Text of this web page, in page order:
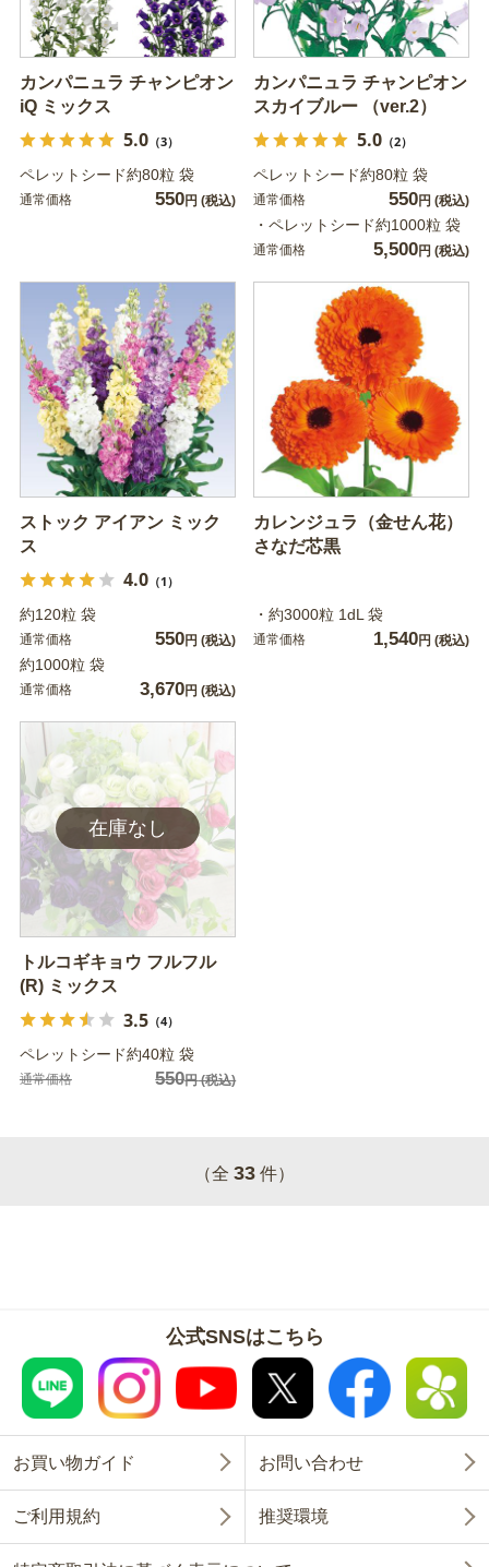
カンパニュラ チャンピオン
iQ ミックス
5.0（3）
ペレットシード約80粒 袋
通常価格 550円 (税込)
カンパニュラ チャンピオン
スカイブルー （ver.2）
5.0（2）
ペレットシード約80粒 袋
通常価格 550円 (税込)
・ペレットシード約1000粒 袋
通常価格 5,500円 (税込)
ストック アイアン ミック
ス
4.0（1）
約120粒 袋
通常価格 550円 (税込)
約1000粒 袋
通常価格 3,670円 (税込)
カレンジュラ（金せん花）
さなだ芯黒
・約3000粒 1dL 袋
通常価格 1,540円 (税込)
トルコギキョウ フルフル
(R) ミックス
3.5（4）
ペレットシード約40粒 袋
通常価格 550円(税込)
（全 33 件）
公式SNSはこちら
お買い物ガイド お問い合わせ
ご利用規約 推奨環境